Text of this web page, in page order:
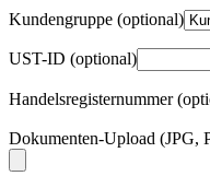
Kundengruppe (optional)
UST-ID (optional)
Handelsregisternummer
Dokumenten-Upload (JPG,